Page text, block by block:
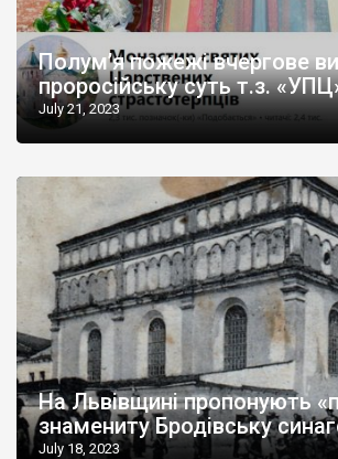
Полум’я пожежі вчергове
проросійську суть т.з.
July 21, 2023
На Львівщині пропонують
знамениту Бродівську
July 18, 2023